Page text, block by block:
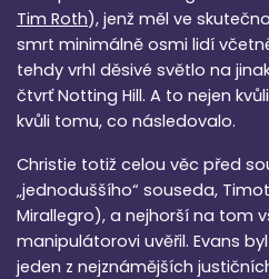
Tim Roth), jenž měl ve
smrt minimálně osmi lidí
tehdy vrhl děsivé světlo na
čtvrť Notting Hill. A to nejen
kvůli tomu, co následovalo.
Christie totiž celou věc před
„jednoduššího“ souseda,
Mirallegro), a nejhorší na tom
manipulátorovi uvěřil. Evans
jeden z nejznámějších